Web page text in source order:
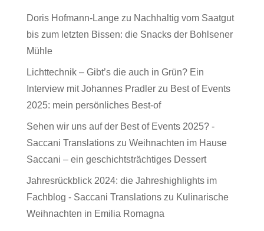
Doris Hofmann-Langezu Nachhaltig vom Saatgut
bis zum letzten Bissen: die Snacks der Bohlsener
Mühle
Lichttechnik – Gibt’s die auch in Grün? Ein
Interview mit Johannes Pradlerzu Best of Events
2025: mein persönliches Best-of
Sehen wir uns auf der Best of Events 2025? -
Saccani Translationszu Weihnachten im Hause
Saccani – ein geschichtsträchtiges Dessert
Jahresrückblick 2024: die Jahreshighlights im
Fachblog - Saccani Translationszu Kulinarische
Weihnachten in Emilia Romagna